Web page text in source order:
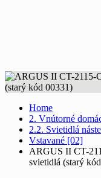
Home
2. Vnútorné
2.2. Svietidlá
Vstavané [02]
ARGUS II CT-
svietidlá (starý